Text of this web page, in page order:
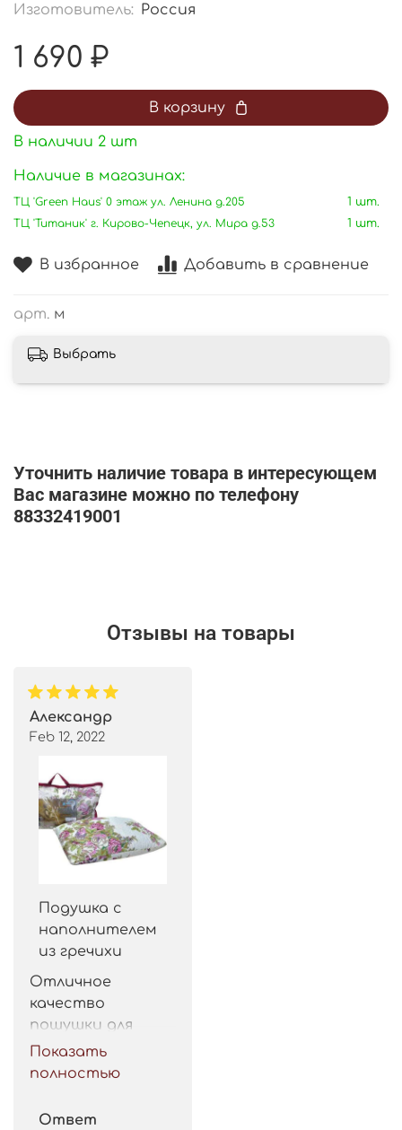
В избранное Добавить в сравнение
арт. м
Изготовитель: Россия
1 690 ₽
В корзину
В наличии 2 шт
Наличие в магазинах:
ТЦ 'Green Haus' 0 этаж ул. Ленина д.205
1 шт.
ТЦ 'Титаник' г. Кирово-Чепецк, ул. Мира д.53
1 шт.
Выбрать
Уточнить наличие товара в интересующем
Вас магазине можно по телефону
88332419001
Отзывы на товары
Александр
Feb 12, 2022
Подушка с
наполнителем
из гречихи
Отличное
качество
пошушки для
такой цены.
Рекомендую.
Показать
полностью
Ответ